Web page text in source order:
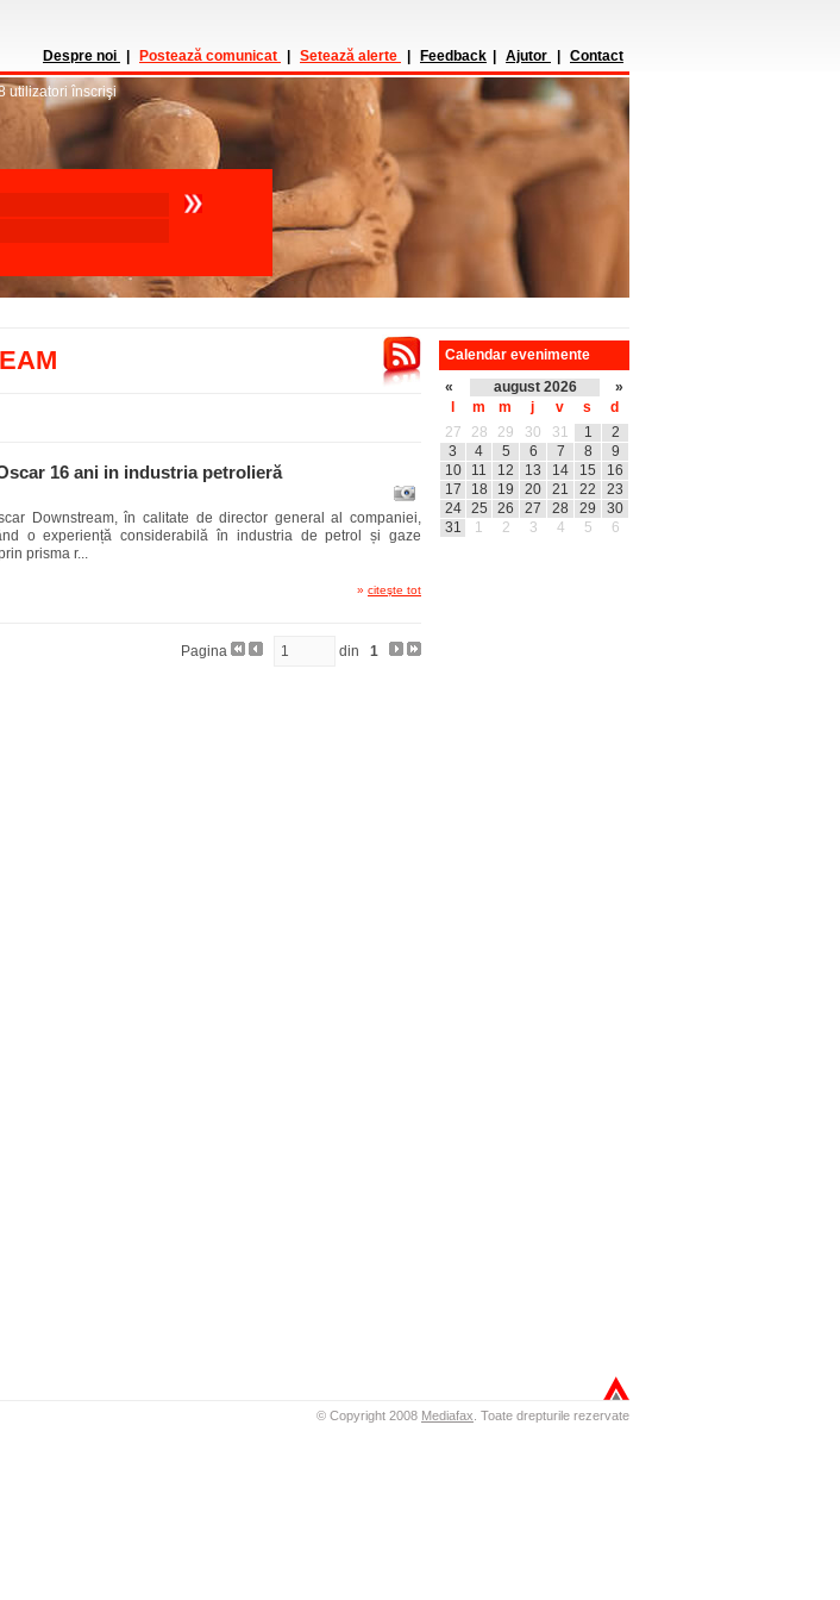
Despre noi Postează comunicat Setează alerte Feedback Ajutor Contact
utilizatori înscrişi
16 ani in industria petrolieră
Downstream, în calitate de director general al companiei,
o experiență considerabilă în industria de petrol și gaze
prisma r...
» citeşte tot
Pagina din 1
Calendar evenimente
«
august 2026
»
m m j v s
d
27
28 29 30 31 1
2
3
4 5 6 7 8
9
10
11 12 13 14 15
16
17
18 19 20 21 22
23
24
25 26 27 28 29
30
31
1 2 3 4 5 6
© Copyright 2008 Mediafax Toate drepturile rezervate